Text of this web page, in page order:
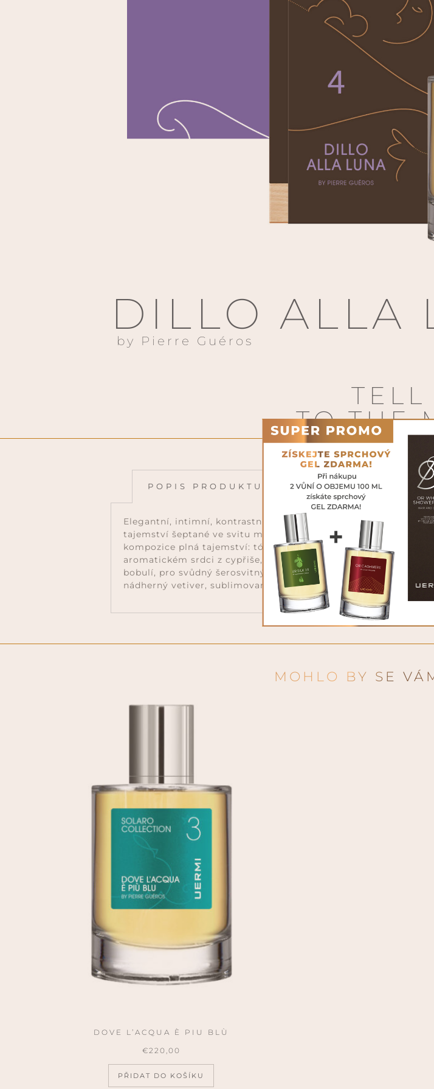
DILLO ALLA
by Pierre Guéros
TELL
TO THE
POPIS PRODUKTU INSPIRACE
Elegantní, intimní, kontrastní vůně. Esence elegance,
tajemství šeptané ve svitu měsíce. Intenzivní
kompozice plná tajemství: tóny grapefruitu na
aromatickém srdci z cypřiše, rozmarýnu a jalovcových
bobulí, pro svůdný šerosvitný efekt. Všemu dominuje
nádherný vetiver, sublimovaný smyslnou ambrou.
MOHLO BY SE
DOVE L’ACQUA È PIU BLÙ
€220,00
PŘIDAT DO KOŠÍKU